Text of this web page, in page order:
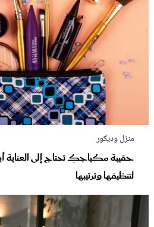
منزل وديكور
حقيبة مكياجكِ تحتاج إلى
لتنظيفها وترتيبها